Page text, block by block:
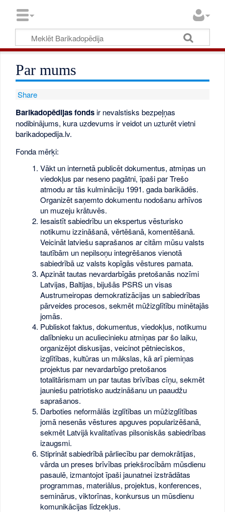
Par mums
Share
Barikadopēdijas fonds ir nevalstisks bezpeļņas
nodibinājums, kura uzdevums ir veidot un uzturēt vietni
barikadopedija.lv.
Fonda mērķi:
Vākt un internetā publicēt dokumentus, atmiņas un
viedokļus par neseno pagātni, īpaši par Trešo
atmodu ar tās kulmināciju 1991. gada barikādēs.
Organizēt saņemto dokumentu nodošanu arhīvos
un muzeju krātuvēs.
Iesaistīt sabiedrību un ekspertus vēsturisko
notikumu izzināšanā, vērtēšanā, komentēšanā.
Veicināt latviešu saprašanos ar citām mūsu valsts
tautībām un nepilsoņu integrēšanos vienotā
sabiedrībā uz valsts kopīgās vēstures pamata.
Apzināt tautas nevardarbīgās pretošanās nozīmi
Latvijas, Baltijas, bijušās PSRS un visas
Austrumeiropas demokratizācijas un sabiedrības
pārveides procesos, sekmēt mūžizglītību minētajās
jomās.
Publiskot faktus, dokumentus, viedokļus, notikumu
dalībnieku un aculiecinieku atmiņas par šo laiku,
organizējot diskusijas, veicinot pētnieciskos,
izglītības, kultūras un mākslas, kā arī piemiņas
projektus par nevardarbīgo pretošanos
totalitārismam un par tautas brīvības cīņu, sekmēt
jauniešu patriotisko audzināšanu un paaudžu
saprašanos.
Darboties neformālās izglītības un mūžizglītības
jomā nesenās vēstures apguves popularizēšanā,
sekmēt Latvijā kvalitatīvas pilsoniskās sabiedrības
izaugsmi.
Stiprināt sabiedrībā pārliecību par demokrātijas,
vārda un preses brīvības priekšrocībām mūsdienu
pasaulē, izmantojot īpaši jaunatnei izstrādātas
programmas, materiālus, projektus, konferences,
seminārus, viktorīnas, konkursus un mūsdienu
komunikācijas līdzekļus.